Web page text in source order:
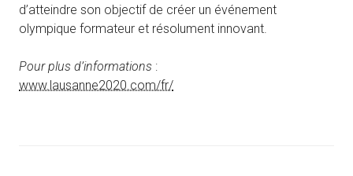
d’atteindre son objectif de créer un événement
olympique formateur et résolument innovant.
Pour plus d’informations :
www.lausanne2020.com/fr/